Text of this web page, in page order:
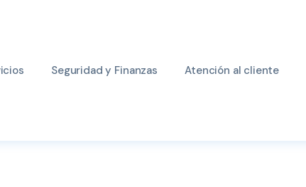
Seguridad y Finanzas Atención al cliente